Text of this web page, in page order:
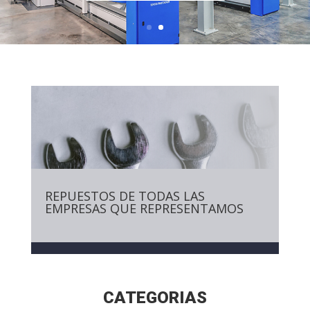
REPUESTOS DE TODAS LAS
EMPRESAS QUE REPRESENTAMOS
CATEGORIAS